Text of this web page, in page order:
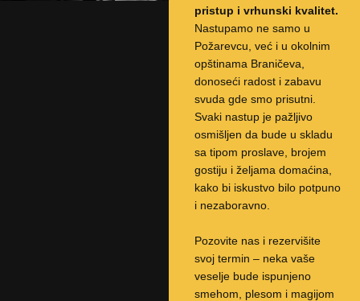
pristup i vrhunski kvalitet.
Nastupamo ne samo u
Požarevcu, već i u okolnim
opštinama Braničeva,
donoseći radost i zabavu
svuda gde smo prisutni.
Svaki nastup je pažljivo
osmišljen da bude u skladu
sa tipom proslave, brojem
gostiju i željama domaćina,
kako bi iskustvo bilo potpuno
i nezaboravno.
Pozovite nas i rezervišite
svoj termin – neka vaše
veselje bude ispunjeno
smehom, plesom i magijom